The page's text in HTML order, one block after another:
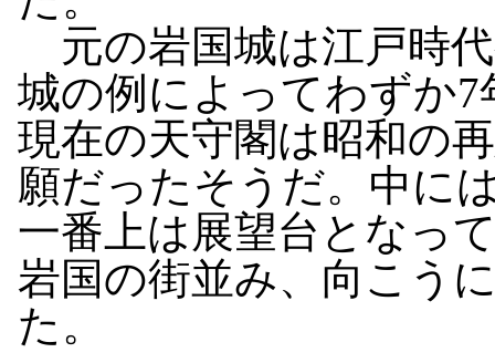
元の岩国城は江戸時
城の例によってわずか
現在の天守閣は昭和の
願だったそうだ。中に
一番上は展望台となっ
岩国の街並み、向こう
た。